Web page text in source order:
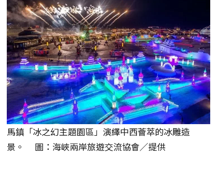
馬鎮「冰之幻主題園區」演繹中西薈萃的冰雕造
景。 圖：海峽兩岸旅遊交流協會／提供